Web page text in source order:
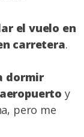
el vuelo en
carretera.
dormir
y
pero me